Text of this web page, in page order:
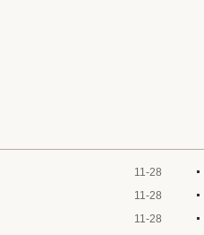
11-28
11-28
11-28